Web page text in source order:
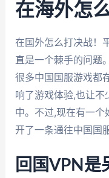
在海外怎
在国外怎么打决战！
直是一个棘手的问题
很多中国国服游戏都
响了游戏体验,也让
中。不过,现在有一
开了一条通往中国国
回国VPN是